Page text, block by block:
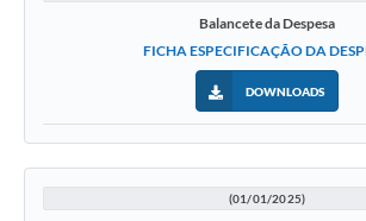
Balancete da Despesa
FICHA ESPECIFICAÇÃO DA
DOWNLOADS
(01/01/2025)